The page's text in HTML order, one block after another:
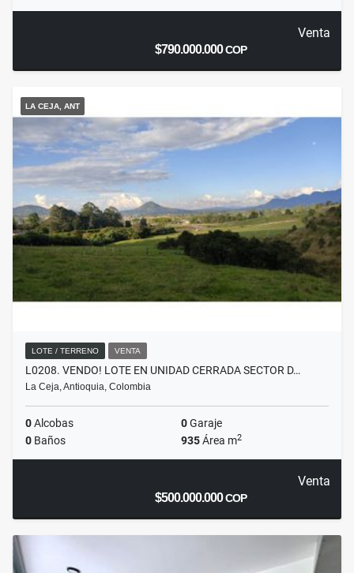
Venta
$790.000.000COP
LA CEJA, ANT
LOTE / TERRENO VENTA
L0208. VENDO! LOTE EN UNIDAD CERRADA SECTOR D…
La Ceja, Antioquia, Colombia
0Alcobas 0Garaje
0 Baños 935Área m2
Venta
$500.000.000COP